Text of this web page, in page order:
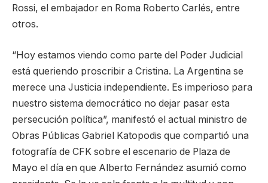
Rossi, el embajador en Roma Roberto Carlés, entre
otros.
“Hoy estamos viendo como parte del Poder Judicial
está queriendo proscribir a Cristina. La Argentina se
merece una Justicia independiente. Es imperioso para
nuestro sistema democrático no dejar pasar esta
persecución política”, manifestó el actual ministro de
Obras Públicas Gabriel Katopodis que compartió una
fotografía de CFK sobre el escenario de Plaza de
Mayo el día en que Alberto Fernández asumió como